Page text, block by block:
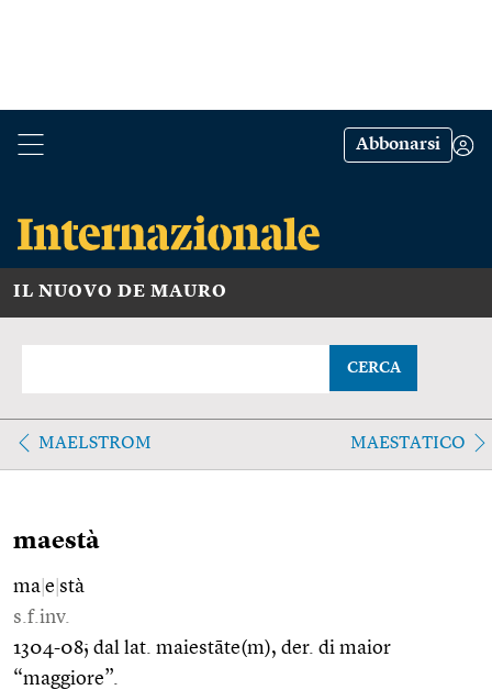
Abbonarsi
IL NUOVO DE MAURO
CERCA
MAELSTROM MAESTATICO
maestà
ma e stà
s.f.inv.
1304-08; dal lat. maiestāte(m), der. di maior
“maggiore”.